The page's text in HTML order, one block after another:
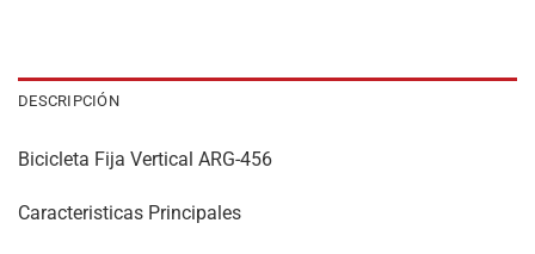
DESCRIPCIÓN
Bicicleta Fija Vertical ARG-456
Caracteristicas Principales